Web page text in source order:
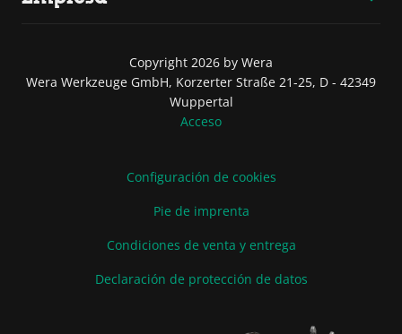
Copyright 2026 by Wera
Wera Werkzeuge GmbH, Korzerter Straße 21-25, D - 42349
Wuppertal
Acceso
Configuración de cookies
Pie de imprenta
Condiciones de venta y entrega
Declaración de protección de datos